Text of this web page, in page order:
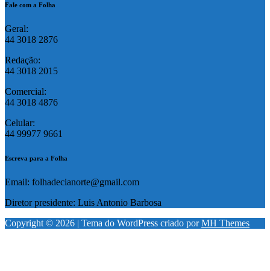
Fale com a Folha
Geral:
44 3018 2876
Redação:
44 3018 2015
Comercial:
44 3018 4876
Celular:
44 99977 9661
Escreva para a Folha
Email: folhadecianorte@gmail.com
Diretor presidente: Luis Antonio Barbosa
Copyright © 2026 | Tema do WordPress criado porMH Themes